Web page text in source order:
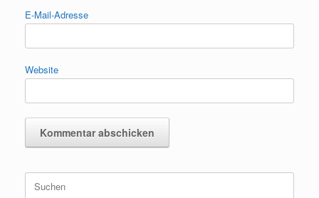
E-Mail-Adresse
Website
Suchen
nach: